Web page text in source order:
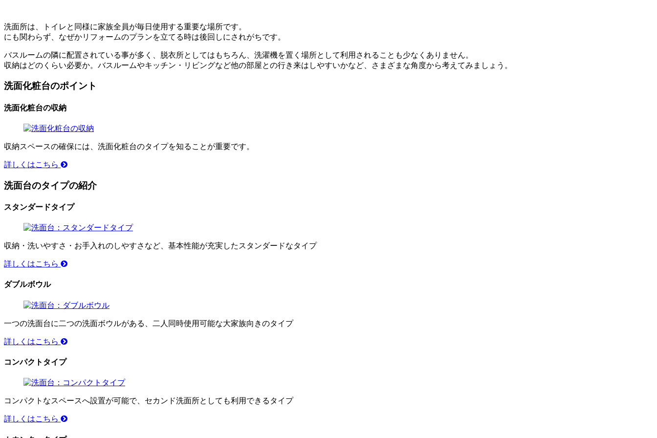
洗面所は、トイレと同様に家族全員が毎日使用する重要な場所です。
にも関わらず、なぜかリフォームのプランを立てる時は後回しにされがちです。
バスルームの隣に配置されている事が多く、脱衣所としてはもちろん、洗濯機を置く場所として利用されることも少なくありません。
収納はどのくらい必要か。バスルームやキッチン・リビングなど他の部屋との行き来はしやすいかなど、さまざまな角度から考えてみましょう。
洗面化粧台のポイント
洗面化粧台の収納
収納スペースの確保には、洗面化粧台のタイプを知ることが重要です。
詳しくはこちら
洗面台のタイプの紹介
スタンダードタイプ
収納・洗いやすさ・お手入れのしやすさなど、基本性能が充実したスタンダードなタイプ
詳しくはこちら
ダブルボウル
一つの洗面台に二つの洗面ボウルがある、二人同時使用可能な大家族向きのタイプ
詳しくはこちら
コンパクトタイプ
コンパクトなスペースへ設置が可能で、セカンド洗面所としても利用できるタイプ
詳しくはこちら